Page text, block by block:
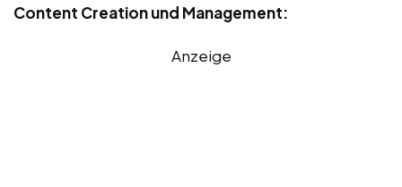
Content Creation und Management:
Anzeige